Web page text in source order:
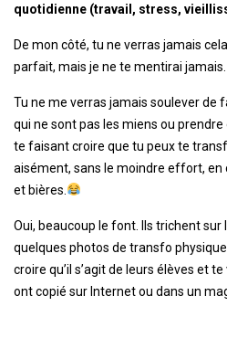
quotidienne (travail, stress,
De mon côté, tu ne verras jamais
parfait, mais je ne te mentirai jamais.
Tu ne me verras jamais soulever de
qui ne sont pas les miens ou
te faisant croire que tu peux te
aisément, sans le moindre effort,
et bières.
Oui, beaucoup le font. Ils trichent sur
quelques photos de transfo
croire qu’il s’agit de leurs élèves et
ont copié sur Internet ou dans un